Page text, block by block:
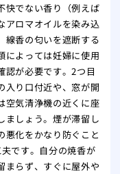
快でない香り（例えば
アロマオイルを染み込
線香の匂いを遮断する
によっては妊婦に使用
認が必要です。2つ目
入り口付近や、窓が開
空気清浄機の近くに座
ましょう。煙が滞留し
悪化をかなり防ぐこと
です。自分の焼香が
まらず、すぐに屋外や